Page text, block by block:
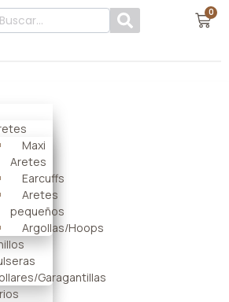
0
Maxi
Aretes
Earcuffs
Aretes
pequeños
Argollas/Hoops
Garagantillas